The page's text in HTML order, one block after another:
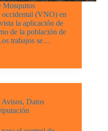
Mosquitos
occidental (VNO) en
la aplicación de
de la población de
trabajos se…
Avisos, Datos